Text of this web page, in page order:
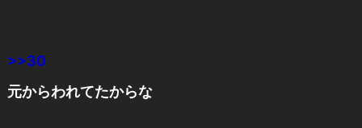
>>30
元からわれてたからな